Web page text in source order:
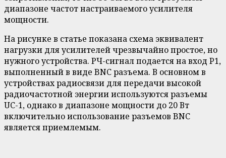
диапазоне частот настраиваемого усилителя
мощности.
На рисунке в статье показана схема эквивалент
нагрузки для усилителей чрезвычайно простое, но
нужного устройства. РЧ-сигнал подается на вход P1,
выполненный в виде BNC разъема. В основном в
устройствах радиосвязи для передачи высокой
радиочастотной энергии используются разъемы
UC-1, однако в диапазоне мощности до 20 Вт
включительно использование разъемов BNC
является приемлемым.